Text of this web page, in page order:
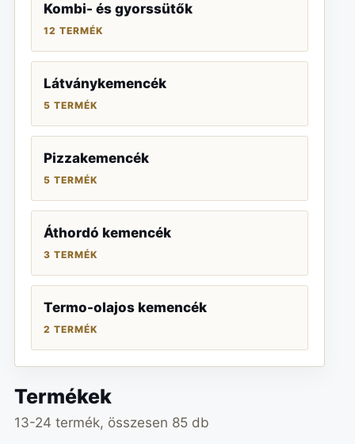
Kombi- és gyorssütők
12 TERMÉK
Látványkemencék
5 TERMÉK
Pizzakemencék
5 TERMÉK
Áthordó kemencék
3 TERMÉK
Termo-olajos kemencék
2 TERMÉK
Termékek
13-24 termék, összesen 85 db